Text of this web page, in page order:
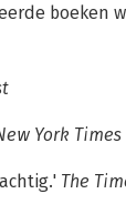
boeken
York
The